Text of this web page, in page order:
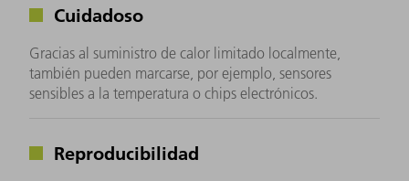
Cuidadoso
Gracias al suministro de calor limitado localmente,
también pueden marcarse, por ejemplo, sensores
sensibles a la temperatura o chips electrónicos.
Reproducibilidad